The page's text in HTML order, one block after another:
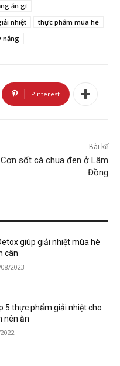
ăn gì
nhiệt
thực phẩm mùa hè
nắng
Pinterest
Bài kế
Cơn sốt cà chua đen ở Lâm
Đồng
giúp giải nhiệt mùa hè
cân
2023
5 thực phẩm giải nhiệt cho
nên ăn